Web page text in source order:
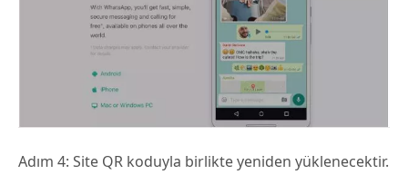
Adım 4: Site QR koduyla birlikte yeniden yüklenecektir.